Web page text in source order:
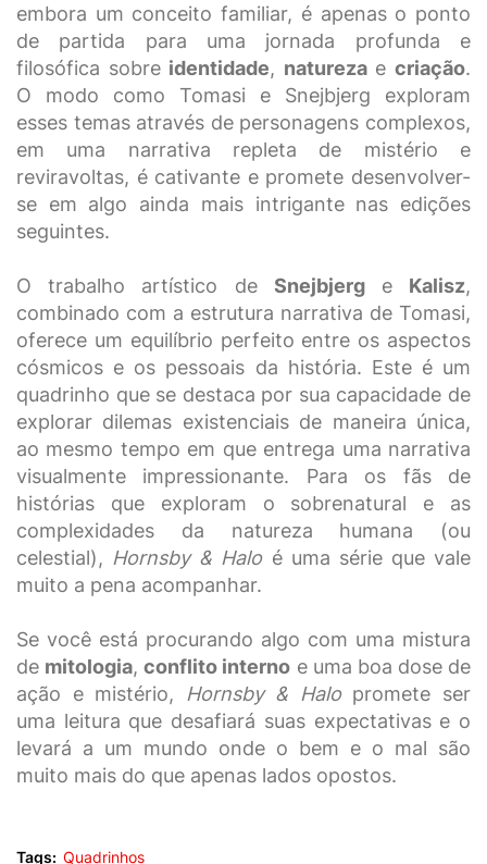
embora um conceito familiar, é apenas o ponto
de partida para uma jornada profunda e
filosófica sobre identidade, naturezaecriação.
O modo como Tomasi e Snejbjerg exploram
esses temas através de personagens complexos,
em uma narrativa repleta de mistério e
reviravoltas, é cativante e promete desenvolver-
se em algo ainda mais intrigante nas edições
seguintes.
O trabalho artístico de Snejbjerge Kalisz,
combinado com a estrutura narrativa de Tomasi,
oferece um equilíbrio perfeito entre os aspectos
cósmicos e os pessoais da história. Este é um
quadrinho que se destaca por sua capacidade de
explorar dilemas existenciais de maneira única,
ao mesmo tempo em que entrega uma narrativa
visualmente impressionante. Para os fãs de
histórias que exploram o sobrenatural e as
complexidades da natureza humana (ou
celestial), Hornsby & Haloé uma série que vale
muito a pena acompanhar.
Se você está procurando algo com uma mistura
de mitologia,conflito interno e uma boa dose de
ação e mistério,
Hornsby & Halopromete ser
uma leitura que desafiará suas expectativas e o
levará a um mundo onde o bem e o mal são
muito mais do que apenas lados opostos.
Tags: Quadrinhos